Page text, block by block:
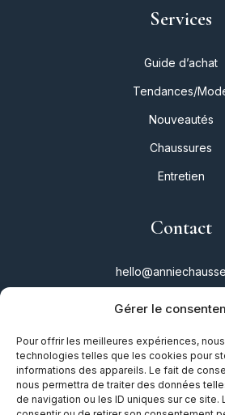
Gérer le
Pour offrir les meilleures expériences,
technologies telles que les cookies pour
informations des appareils. Le fait de
nous permettra de traiter des données
de navigation ou les ID uniques sur ce site.
Services
Guide d’achat
Tendances/
Nouveautés
Chaussures
Entretien
Contact
Instagram
Twitter